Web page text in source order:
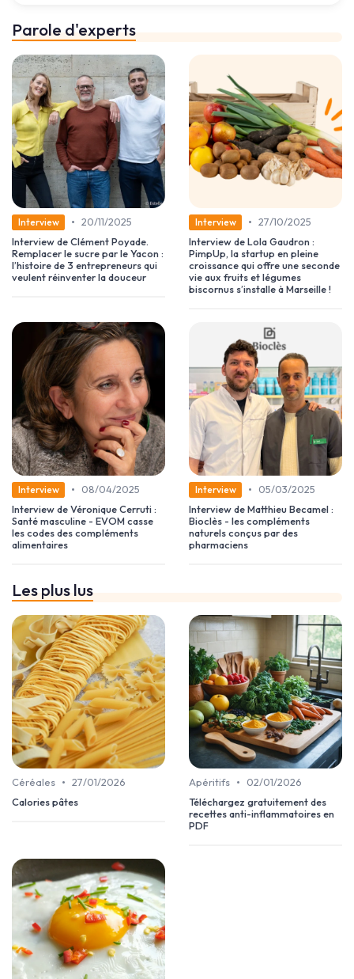
Parole d'experts
Interview • 20/11/2025
Interview de Clément Poyade.
Remplacer le sucre par le Yacon :
l’histoire de 3 entrepreneurs qui
veulent réinventer la douceur
Interview • 27/10/2025
Interview de Lola Gaudron :
PimpUp, la startup en pleine
croissance qui offre une seconde
vie aux fruits et légumes
biscornus s’installe à Marseille !
Interview •
08/04/2025
Interview de Véronique Cerruti :
Santé masculine - EVOM casse
les codes des compléments
alimentaires
Interview •
05/03/2025
Interview de Matthieu Becamel :
Bioclès - les compléments
naturels conçus par des
pharmaciens
Les plus lus
Céréales • 27/01/2026
Calories pâtes
Apéritifs •
02/01/2026
Téléchargez gratuitement des
recettes anti-inflammatoires en
PDF